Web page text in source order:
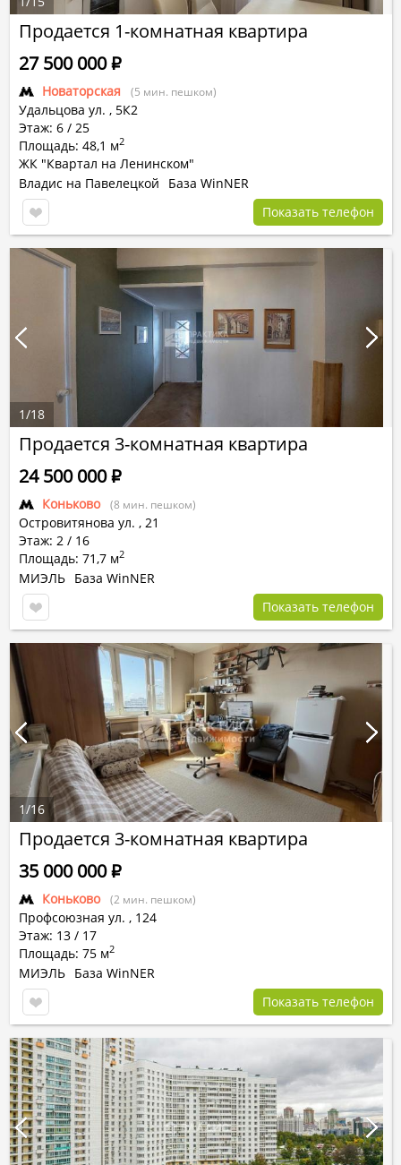
Продается 1-комнатная квартира
Новаторская (5 мин. пешком)
Удальцова ул. , 5К2
Этаж: 6 / 25
Площадь: 48,1 м2
ЖК "Квартал на Ленинском"
27 500 000Р
Владис на Павелецкой
База WinNER
Показать телефон
Продается 3-комнатная квартира
Коньково (8 мин. пешком)
Островитянова ул. , 21
Этаж: 2 / 16
Площадь: 71,7 м2
24 500 000Р
МИЭЛЬ База WinNER
Показать телефон
1/18
Продается 3-комнатная квартира
Коньково (2 мин. пешком)
Профсоюзная ул. , 124
Этаж: 13 / 17
Площадь: 75 м2
35 000 000Р
МИЭЛЬ База WinNER
Показать телефон
1/16